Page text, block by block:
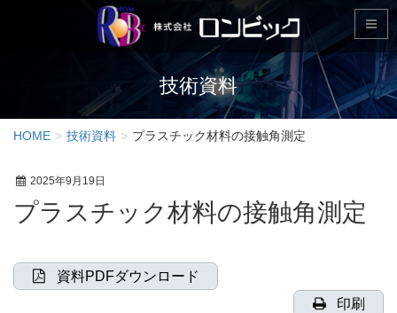
技術資料
HOME 技術資料 プラスチック材料の接触角測定
2025年9月19日
プラスチック材料の接触角測定
資料PDFダウンロード
印刷